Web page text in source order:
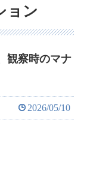
ョン
観察時のマナ
2026/05/10